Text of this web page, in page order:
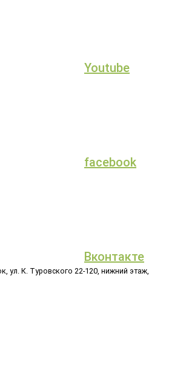
Youtube
facebook
Вконтакте
ул. К. Туровского 22-120, нижний этаж,